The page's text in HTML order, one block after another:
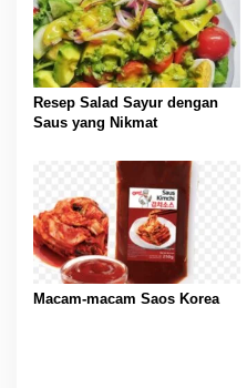
Resep Salad Sayur dengan
Saus yang Nikmat
Macam-macam Saos Korea